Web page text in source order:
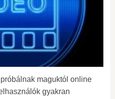
maguktól online
gyakran